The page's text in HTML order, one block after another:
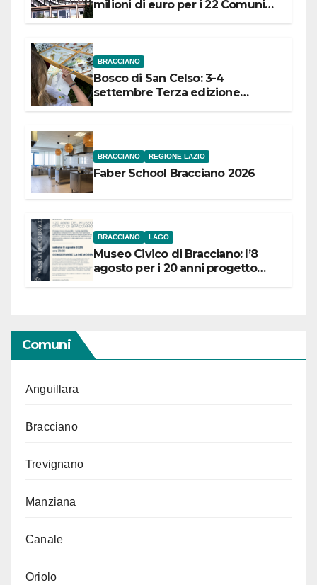
milioni di euro per i 22 Comuni
BRACCIANO
Bosco di San Celso: 3-4
settembre Terza edizione
BRACCIANO REGIONE LAZIO
Faber School Bracciano 2026
BRACCIANO LAGO
Museo Civico di Bracciano: l’8
agosto per i 20 anni progetto
Comuni
Anguillara
Bracciano
Trevignano
Manziana
Canale
Oriolo